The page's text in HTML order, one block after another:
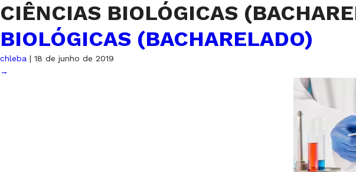
CIÊNCIAS BIOLÓGICAS
BIOLÓGICAS (BACHARELADO)
chleba | 18 de junho de 2019
→